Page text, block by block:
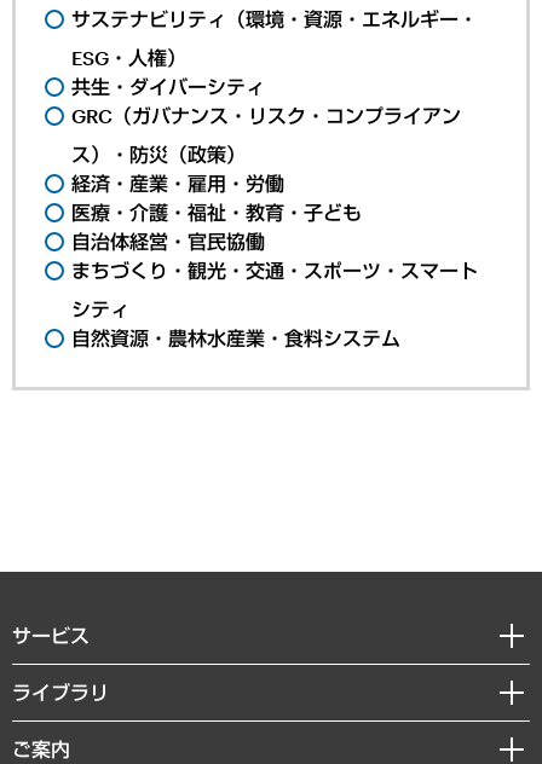
サステナビリティ（環境・資源・エネルギー・
ESG・人権）
共生・ダイバーシティ
GRC（ガバナンス・リスク・コンプライアン
ス）・防災（政策）
経済・産業・雇用・労働
医療・介護・福祉・教育・子ども
自治体経営・官民協働
まちづくり・観光・交通・スポーツ・スマート
シティ
自然資源・農林水産業・食料システム
サービス
経営戦略
組織・人事戦略
デジタルイノベーション
ライブラリ
経済調査
ご案内